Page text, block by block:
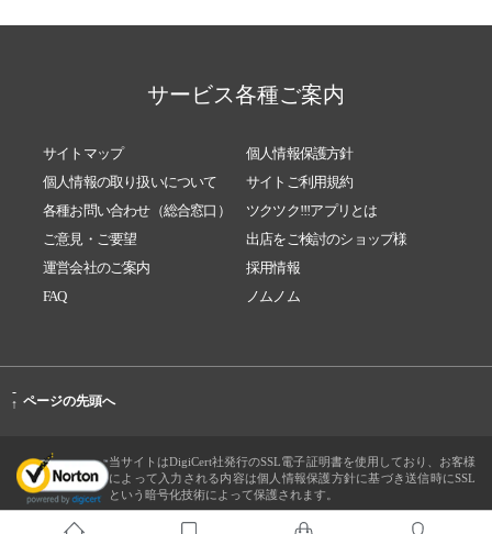
サービス各種ご案内
サイトマップ
個人情報保護方針
個人情報の取り扱いについて
サイトご利用規約
各種お問い合わせ（総合窓口）
ツクツク!!!アプリとは
ご意見・ご要望
出店をご検討のショップ様
運営会社のご案内
採用情報
FAQ
ノムノム
-
↑ ページの先頭へ
当サイトはDigiCert社発行のSSL電子証明書を使用しており、お客様
によって入力される内容は個人情報保護方針に基づき送信時にSSL
という暗号化技術によって保護されます。